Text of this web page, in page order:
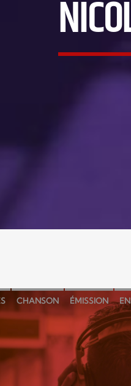
CHANSON ÉMISSION
LOUANGE MUSIC